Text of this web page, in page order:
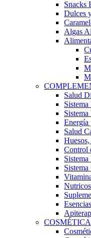
Snacks
Dulces
Algas
Salud
Energía
Salud
Control